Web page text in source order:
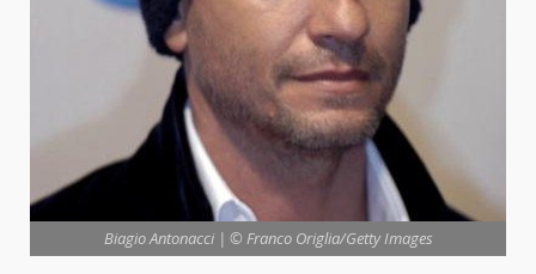
Biagio Antonacci | © Franco Origlia/Getty Images